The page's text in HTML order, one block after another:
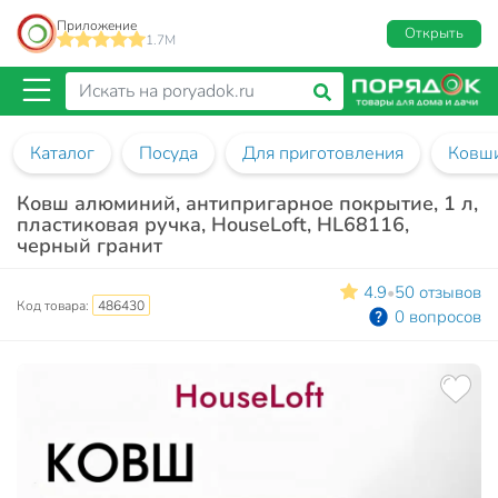
Приложение
1.7M
Открыть
Каталог Посуда Для приготовления
Ковш алюминий, антипригарное покрытие, 1 л,
пластиковая ручка, HouseLoft, HL68116,
черный гранит
Код товара: 486430
4.9•50 отзывов
0 вопросов